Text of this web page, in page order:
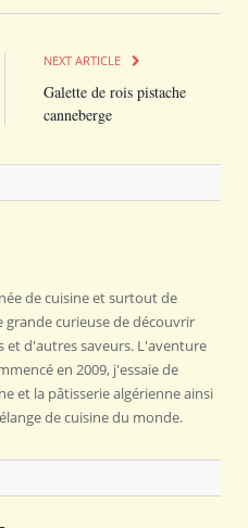
NEXT ARTICLE
Galette de rois pistache
canneberge
de cuisine et surtout de
grande curieuse de découvrir
et d'autres saveurs. L'aventure
en 2009, j'essaie de
et la pâtisserie algérienne ainsi
de cuisine du monde.